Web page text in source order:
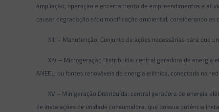
ampliação, operação e encerramento de empreendimentos e
causar degradação e/ou modificação ambiental, considerando
XIII – Manutenção: Conjunto de ações necessárias para que
XIV – Microgeração Distribuída: central geradora de energia
ANEEL, ou fontes renováveis de energia elétrica, conectada na
XV – Minigeração Distribuída: central geradora de energia
de instalações de unidade consumidora, que possua potência